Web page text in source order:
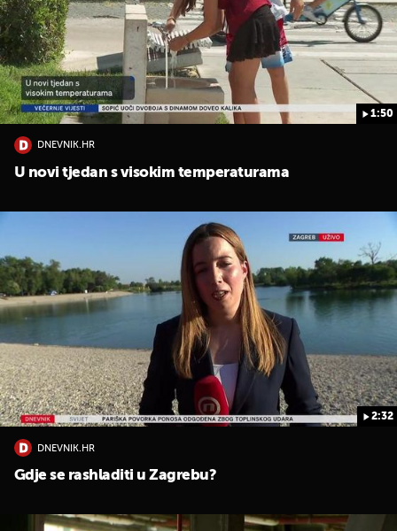
1:50
DNEVNIK.HR
U novi tjedan s visokim temperaturama
2:32
DNEVNIK.HR
Gdje se rashladiti u Zagrebu?